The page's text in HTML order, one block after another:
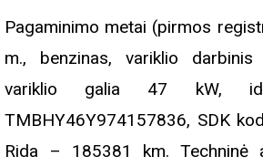
Pagaminimo metai (pirmos
m., benzinas, variklio
variklio galia 47 kW,
TMBHY46Y974157836, SDK
Rida – 185381 km. Techninė